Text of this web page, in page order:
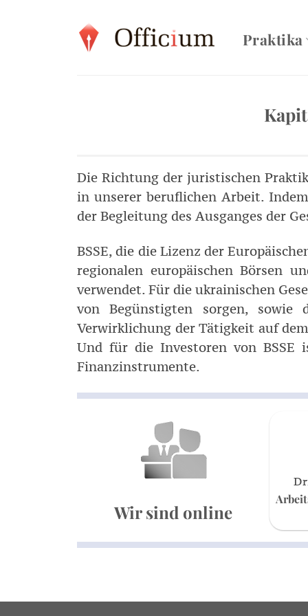
Praktika
Die Richtung der juristischen
in unserer beruflichen Arbeit.
der Begleitung des Ausganges der
BSSE, die die Lizenz der
regionalen europäischen Börsen
verwendet. Für die ukrainischen
von Begünstigten sorgen,
Verwirklichung der Tätigkeit auf
Und für die Investoren von BSSE
Finanzinstrumente.
Wir sind online